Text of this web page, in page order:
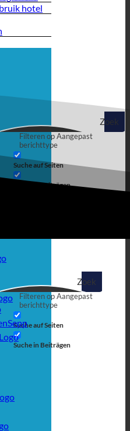
Zoek
Filteren op Aangepast
berichttype
Suche auf Seiten
Suche in Beiträgen
Zoek
op
Filteren op Aangepast
berichttype
Suche auf Seiten
Suche in Beiträgen
hotel